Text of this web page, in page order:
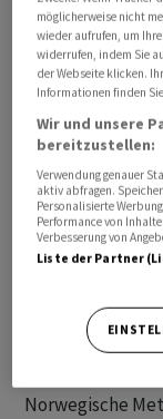
wegen des
schwedische
niemand.
Bereits am
Unwetters mehr
Angaben des
Stromausfall,
Stromkunden
nördlich
Kellern
Norwegische
möglicherweise nicht
wieder aufrufen, um
widerrufen, indem Sie
der Webseite klicken.
Informationen finden
Wir und unsere
bereitzustellen:
Verwendung genauer
aktiv abfragen.
Personalisierte
Performance von
Verbesserung von
Liste der Partner